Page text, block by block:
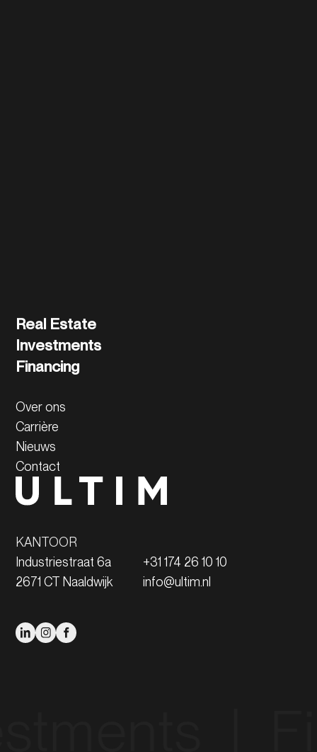
Real Estate
Investments
Financing
Over ons
Carrière
Nieuws
Contact
KANTOOR
Industriestraat 6a
2671 CT Naaldwijk
+31 174 26 10 10
info@ultim.nl